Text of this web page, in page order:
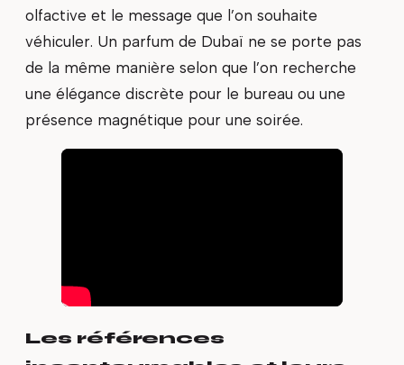
olfactive et le message que l’on souhaite
véhiculer. Un parfum de Dubaï ne se porte pas
de la même manière selon que l’on recherche
une élégance discrète pour le bureau ou une
présence magnétique pour une soirée.
Les références